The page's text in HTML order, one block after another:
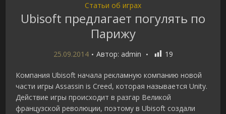
Статьи об играх
Ubisoft предлагает погулять по
Парижу
25.09.2014 Автор: admin 19
Компания Ubisoft начала рекламную компанию новой
части игры Assassin is Creed, которая называется Unity.
Действие игры происходит в разгар Великой
французской революции, поэтому в Ubisoft создали